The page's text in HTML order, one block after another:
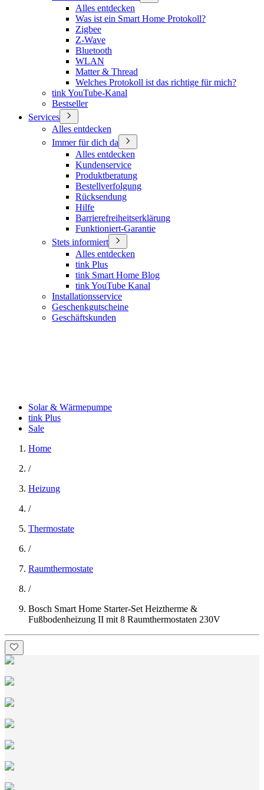
Alles entdecken
Was ist ein Smart Home Protokoll?
Zigbee
Z-Wave
Bluetooth
WLAN
Matter & Thread
Welches Protokoll ist das richtige für mich?
tink YouTube-Kanal
Bestseller
Services
Alles entdecken
Immer für dich da
Alles entdecken
Kundenservice
Produktberatung
Bestellverfolgung
Rücksendung
Hilfe
Barrierefreiheitserklärung
Funktioniert-Garantie
Stets informiert
Alles entdecken
tink Plus
tink Smart Home Blog
tink YouTube Kanal
Installationsservice
Geschenkgutscheine
Geschäftskunden
Solar & Wärmepumpe
tink Plus
Sale
Home
/
Heizung
/
Thermostate
/
Raumthermostate
/
Bosch Smart Home Starter-Set Heiztherme &
Fußbodenheizung II mit 8 Raumthermostaten 230V